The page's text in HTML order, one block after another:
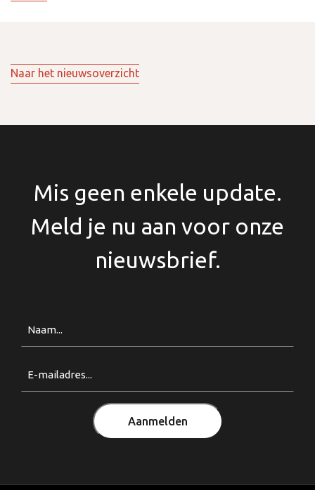
Naar het nieuwsoverzicht
Mis geen enkele update.
Meld je nu aan voor onze
nieuwsbrief.
Aanmelden